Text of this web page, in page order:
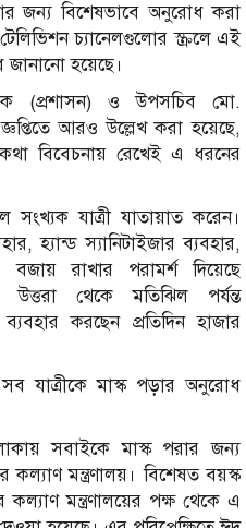
জন্য বিশেষভাবে অনুরোধ করা
চ্যানেলগুলোর স্ক্রলে এই
জানানো হয়েছে।
(প্রশাসন) ও উপসচিব মো.
আরও উল্লেখ করা হয়েছে,
কথা বিবেচনায় রেখেই এ ধরনের
সংখ্যক যাত্রী যাতায়াত করেন।
হ্যান্ড স্যানিটাইজার ব্যবহার,
রাখার পরামর্শ দিয়েছে
উত্তরা থেকে মতিঝিল পর্যন্ত
করছেন প্রতিদিন হাজার
যাত্রীকে মাস্ক পড়ার অনুরোধ
সবাইকে মাস্ক পরার জন্য
কল্যাণ মন্ত্রণালয়। বিশেষত বয়স্ক
কল্যাণ মন্ত্রণালয়ের পক্ষ থেকে এ